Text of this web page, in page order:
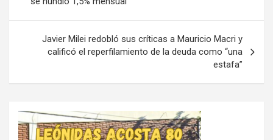
entradas
Javier Milei redobló sus críticas a Mauricio Macri y
calificó el reperfilamiento de la deuda como “una
estafa”